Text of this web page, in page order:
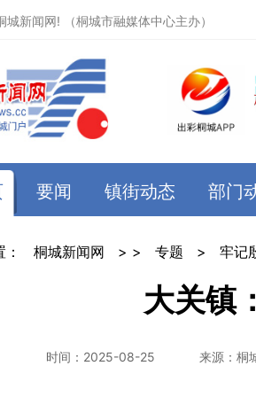
城新闻网! （桐城市融媒体中心主办）
要闻 镇街动态 部门
桐城新闻网 > > 专题 > 牢记
大关镇
时间：2025-08-25 来源：桐